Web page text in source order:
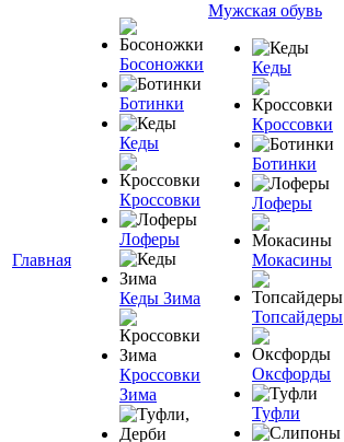
Главная
Босоножки
Ботинки
Кеды
Кроссовки
Лоферы
Кеды Зима
Кроссовки
Зима
Мужская обувь
Кеды
Кроссовки
Ботинки
Лоферы
Мокасины
Топсайдеры
Оксфорды
Туфли